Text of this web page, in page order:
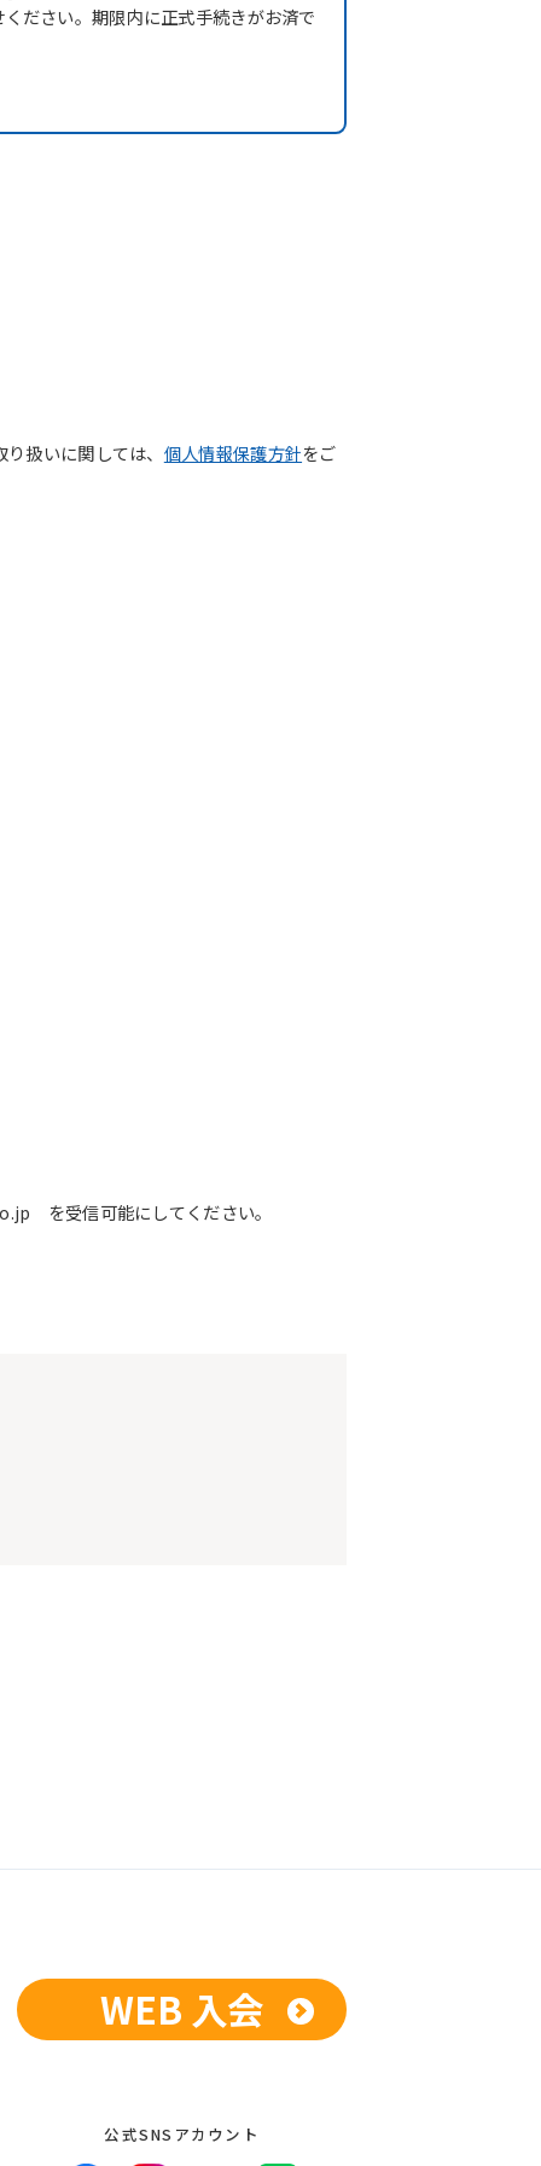
ださい。期限内に正式手続きがお済で
扱いに関しては、 個人情報保護方針をご
を受信可能にしてください。
WEB 入会
公式SNSアカウント